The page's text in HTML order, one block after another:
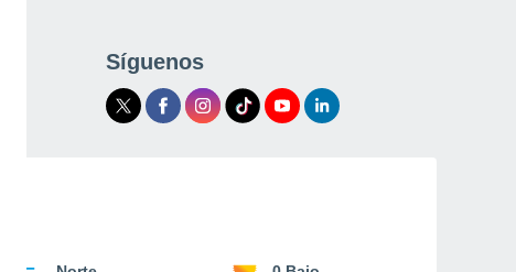
Síguenos